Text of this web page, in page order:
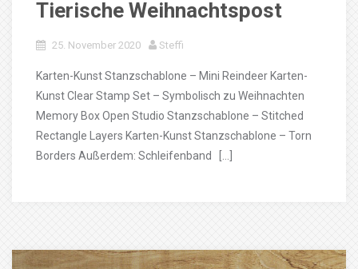
Tierische Weihnachtspost
25. November 2020 Steffi
Karten-Kunst Stanzschablone – Mini Reindeer Karten-
Kunst Clear Stamp Set – Symbolisch zu Weihnachten
Memory Box Open Studio Stanzschablone – Stitched
Rectangle Layers Karten-Kunst Stanzschablone – Torn
Borders Außerdem: Schleifenband […]